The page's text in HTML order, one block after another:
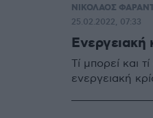
ΝΙΚΟΛΑΟΣ
Ενεργειακή
Τί μπορεί και
ενεργειακή
25.02.2022, 07:33